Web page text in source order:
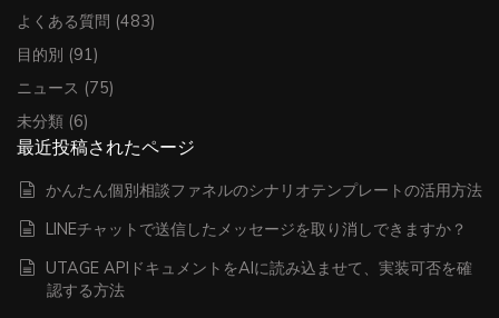
よくある質問 (483)
目的別 (91)
ニュース (75)
未分類 (6)
最近投稿されたページ
かんたん個別相談ファネルのシナリオテンプレートの活用方法
LINEチャットで送信したメッセージを取り消しできますか？
UTAGE APIドキュメントをAIに読み込ませて、実装可否を確
認する方法